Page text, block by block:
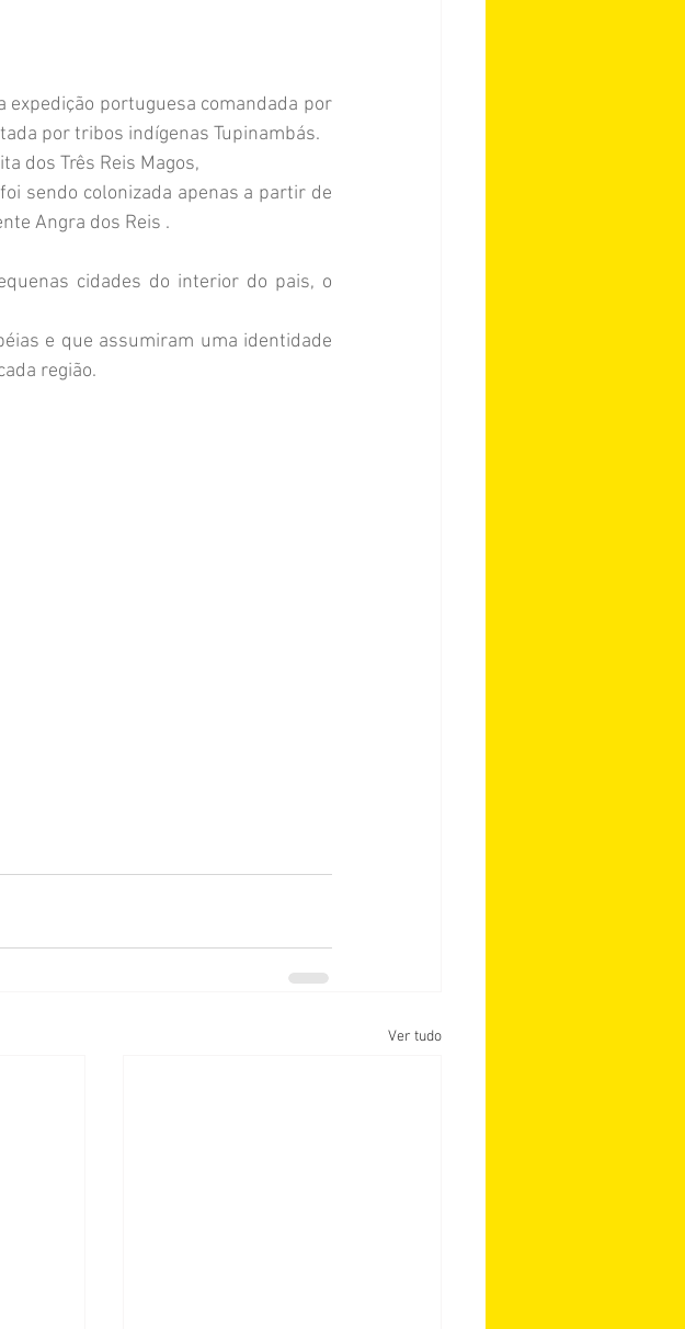
portuguesa comandada por
por tribos indígenas Tupinambás.
dos Três Reis Magos,
sendo colonizada apenas a partir de
Angra dos Reis .
e que assumiram uma identidade
região.
Ver tudo